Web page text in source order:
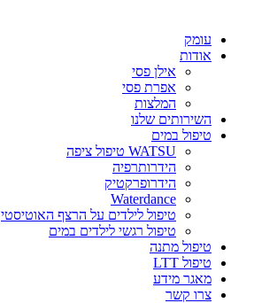
עומק
אודות
אילן פסי
אפרת פסי
המלצות
השירותים שלנו
טיפול במים
WATSU טיפול ציפה
הידרותרפיה
הידרופרקטיק
Waterdance
טיפול לילדים על הרצף האוטיסטי
טיפול רגשי לילדים במים
טיפול מתנה
טיפול LTT
מאגר מידע
צרו קשר